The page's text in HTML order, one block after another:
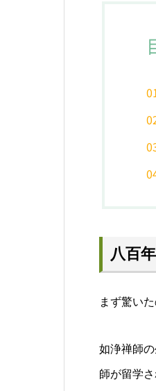
八百
まず驚い
如浄禅師
師が留学